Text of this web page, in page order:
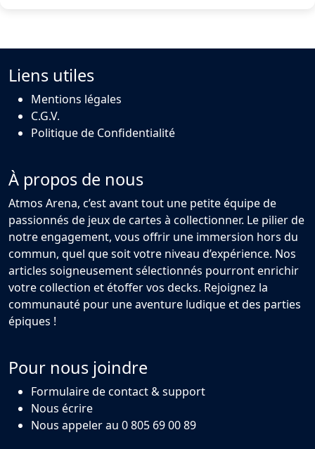
Liens utiles
Mentions légales
C.G.V.
Politique de Confidentialité
À propos de nous
Atmos Arena, c’est avant tout une petite équipe de
passionnés de jeux de cartes à collectionner. Le pilier de
notre engagement, vous offrir une immersion hors du
commun, quel que soit votre niveau d’expérience. Nos
articles soigneusement sélectionnés pourront enrichir
votre collection et étoffer vos decks. Rejoignez la
communauté pour une aventure ludique et des parties
épiques !
Pour nous joindre
Formulaire de contact & support
Nous écrire
Nous appeler au 0 805 69 00 89